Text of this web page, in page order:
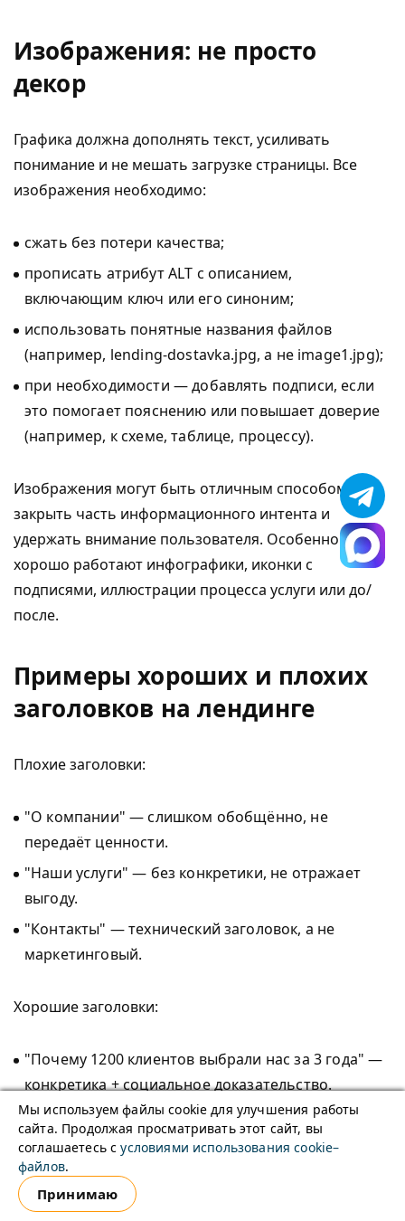
Изображения: не просто
декор
Графика должна дополнять текст, усиливать
понимание и не мешать загрузке страницы. Все
изображения необходимо:
сжать без потери качества;
прописать атрибут ALT с описанием,
включающим ключ или его синоним;
использовать понятные названия файлов
(например, lending-dostavka.jpg, а не image1.jpg);
при необходимости — добавлять подписи, если
это помогает пояснению или повышает доверие
(например, к схеме, таблице, процессу).
Изображения могут быть отличным способом
закрыть часть информационного интента и
удержать внимание пользователя. Особенно
хорошо работают инфографики, иконки с
подписями, иллюстрации процесса услуги или до/
после.
Примеры хороших и плохих
заголовков на лендинге
Плохие заголовки:
"О компании" — слишком обобщённо, не
передаёт ценности.
"Наши услуги" — без конкретики, не отражает
выгоду.
"Контакты" — технический заголовок, а не
маркетинговый.
Хорошие заголовки:
"Почему 1200 клиентов выбрали нас за 3 года" —
конкретика + социальное доказательство.
"Что входит в услугу: от диагностики до гарантии"
— структурирует блок, вызывает доверие.
"Свяжитесь с нами — ответим за 15 минут" —
усиленный призыв к действию, ориентирован на
Мы используем файлы cookie для улучшения работы
сайта. Продолжая просматривать этот сайт, вы
соглашаетесь сусловиями использования cookie–
файлов.
Принимаю